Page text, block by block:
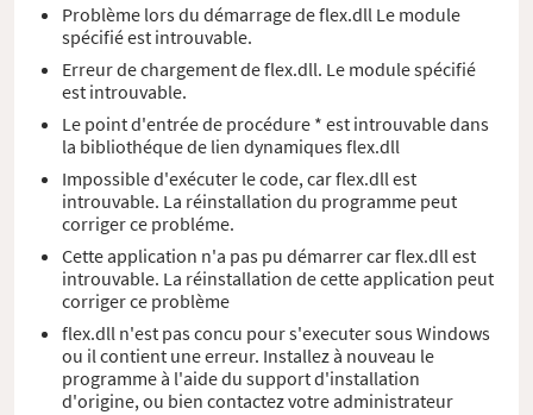
Problème lors du démarrage de flex.dll Le module
spécifié est introuvable.
Erreur de chargement de flex.dll. Le module spécifié
est introuvable.
Le point d'entrée de procédure * est introuvable dans
la bibliothéque de lien dynamiques flex.dll
Impossible d'exécuter le code, car flex.dll est
introuvable. La réinstallation du programme peut
corriger ce probléme.
Cette application n'a pas pu démarrer car flex.dll est
introuvable. La réinstallation de cette application peut
corriger ce problème
flex.dll n'est pas concu pour s'executer sous Windows
ou il contient une erreur. Installez à nouveau le
programme à l'aide du support d'installation
d'origine, ou bien contactez votre administrateur